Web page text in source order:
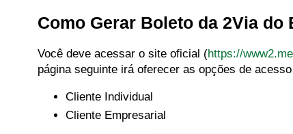
Como Gerar Boleto da 2Via do
Você deve acessar o site oficial (https://
página seguinte irá oferecer as opções de
Cliente Individual
Cliente Empresarial